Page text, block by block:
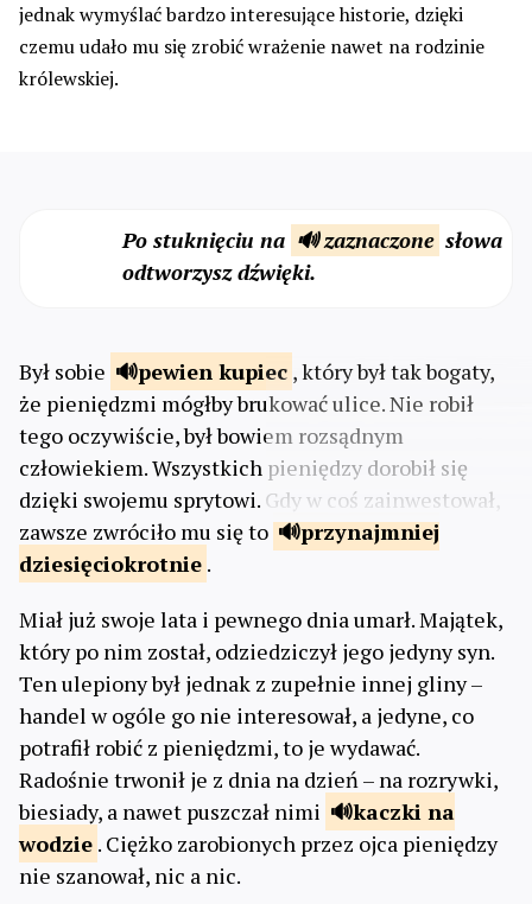
jednak wymyślać bardzo interesujące historie, dzięki
czemu udało mu się zrobić wrażenie nawet na rodzinie
królewskiej.
Po stuknięciu na 🔊 zaznaczone słowa
odtworzysz dźwięki.
Był sobie pewien kupiec , który był tak bogaty,
że pieniędzmi mógłby brukować ulice. Nie robił
tego oczywiście, był bowiem rozsądnym
człowiekiem. Wszystkich pieniędzy dorobił się
dzięki swojemu sprytowi. Gdy w coś zainwestował,
zawsze zwróciło mu się to
przynajmniej
dziesięciokrotnie .
Miał już swoje lata i pewnego dnia umarł. Majątek,
który po nim został, odziedziczył jego jedyny syn.
Ten ulepiony był jednak z zupełnie innej gliny –
handel w ogóle go nie interesował, a jedyne, co
potrafił robić z pieniędzmi, to je wydawać.
Radośnie trwonił je z dnia na dzień – na rozrywki,
biesiady, a nawet puszczał nimi
kaczki na
wodzie . Ciężko zarobionych przez ojca pieniędzy
nie szanował, nic a nic.